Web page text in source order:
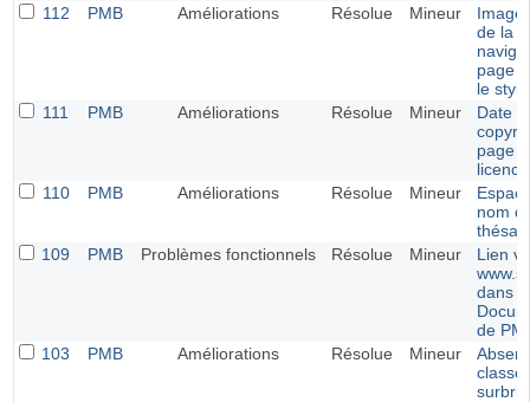
112
PMB Améliorations Résolue Mineur
Image
de la
page
le
111
PMB Améliorations Résolue Mineur
Date
page
licence
110
PMB Améliorations Résolue Mineur
nom
109
PMB Problèmes fonctionnels Résolue Mineur
Lien
dans
de
103
PMB Améliorations Résolue Mineur
classe